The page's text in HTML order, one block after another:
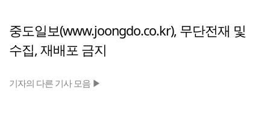
중도일보(www.joongdo.co.kr), 무단전재 및
수집, 재배포 금지
기자의 다른 기사 모음 ▶